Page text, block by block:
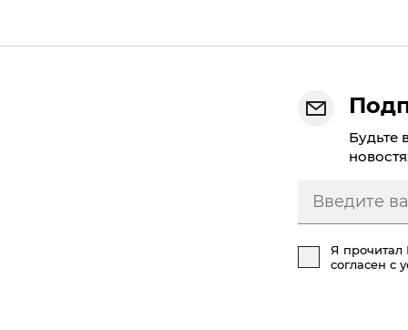
Будьте
Я прочитал
согласен с